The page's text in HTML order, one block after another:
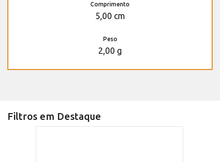
Comprimento
5,00 cm
Peso
2,00 g
Filtros em Destaque